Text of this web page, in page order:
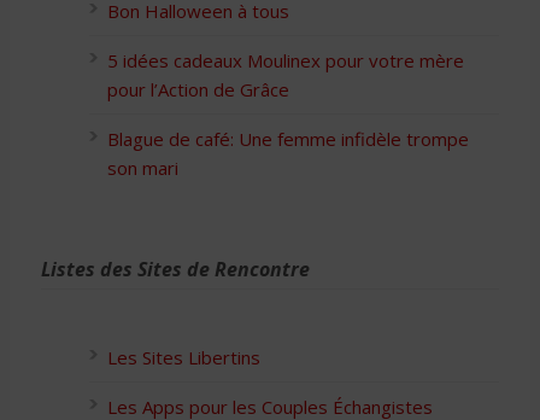
Bon Halloween à tous
5 idées cadeaux Moulinex pour votre mère
pour l’Action de Grâce
Blague de café: Une femme infidèle trompe
son mari
Listes des Sites de Rencontre
Les Sites Libertins
Les Apps pour les Couples Échangistes